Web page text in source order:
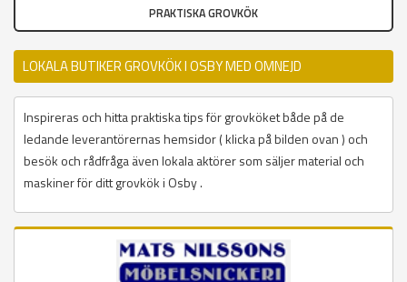
PRAKTISKA GROVKÖK
LOKALA BUTIKER GROVKÖK I OSBY MED OMNEJD
Inspireras och hitta praktiska tips för grovköket både på de
ledande leverantörernas hemsidor ( klicka på bilden ovan ) och
besök och rådfråga även lokala aktörer som säljer material och
maskiner för ditt grovkök i Osby .